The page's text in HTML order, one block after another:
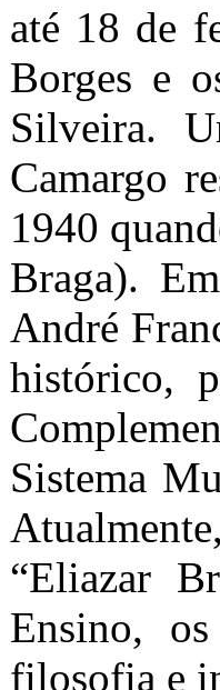
até 18 de
Borges e
Silveira.
Camargo
1940
Braga).
André
histórico,
Sistema
“Eliazar
Ensino,
filosofia e